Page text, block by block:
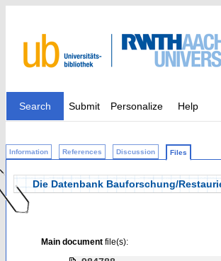
Search Submit Personalize Help
Information References Discussion Files
Die Datenbank Bauforschung/
Main documentfile(s):